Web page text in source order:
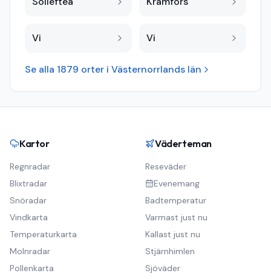
Vi Vi
Se alla 1879 orter i Västernorrlands län
Kartor
Regnradar
Blixtradar
Snöradar
Vindkarta
Temperaturkarta
Molnradar
Pollenkarta
Väderteman
Reseväder
Evenemang
Badtemperatur
Varmast just nu
Kallast just nu
Stjärnhimlen
Sjöväder